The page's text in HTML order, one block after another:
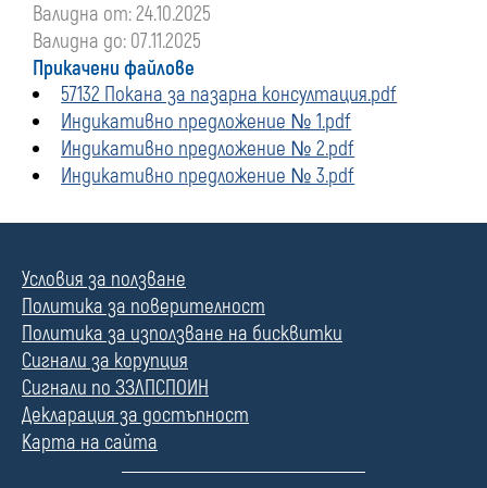
Валидна от: 24.10.2025
Валидна до: 07.11.2025
Прикачени файлове
57132 Покана за пазарна консултация.pdf
Индикативно предложение № 1.pdf
Индикативно предложение № 2.pdf
Индикативно предложение № 3.pdf
Условия за ползване
Политика за поверителност
Политика за използване на бисквитки
Сигнали за корупция
Сигнали по ЗЗЛПСПОИН
Декларация за достъпност
Карта на сайта